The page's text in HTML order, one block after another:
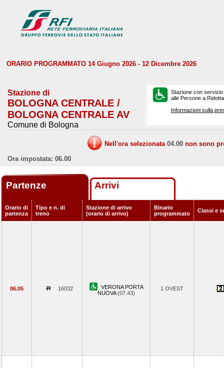
ORARIO PROGRAMMATO 14 Giugno 2026 - 12 Dicembre 2026
Stazione di
BOLOGNA CENTRALE /
BOLOGNA CENTRALE AV
Comune di Bologna
Stazione con
alle Persone a
Informazioni sulla
Nell'ora selezionata 04.00 non sono
Ora impostata: 06.00
Partenze Arrivi
Orario di
partenza
Tipo e n. di
treno
Stazione di arrivo
(orario di arrivo)
Binario
programmato
Classi e
06.05 16032
VERONA PORTA
NUOVA(07.43)
1 OVEST